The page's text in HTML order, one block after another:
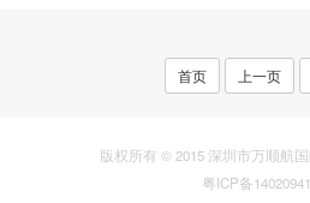
首页 上一页
版权所有 © 2015 深圳市万顺航
粤ICP备